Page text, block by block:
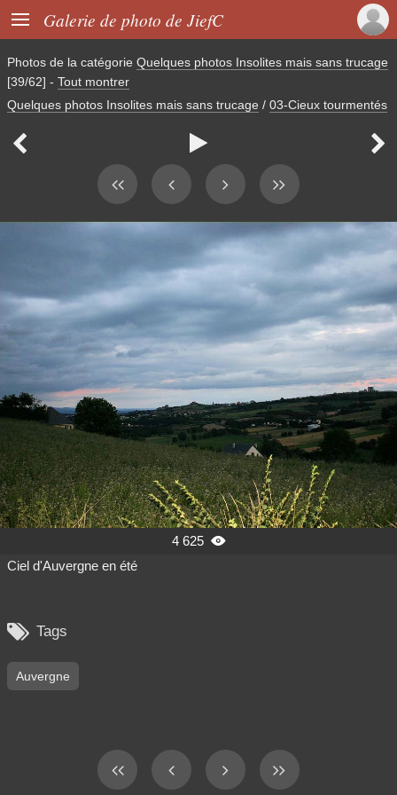
 Galerie de photo de JiefC
Photos de la catégorie Quelques photos Insolites mais sans trucage
[39/62] - Tout montrer
Quelques photos Insolites mais sans trucage / 03-Cieux tourmentés
  
4 625 
Ciel d'Auvergne en été
 Tags
Auvergne